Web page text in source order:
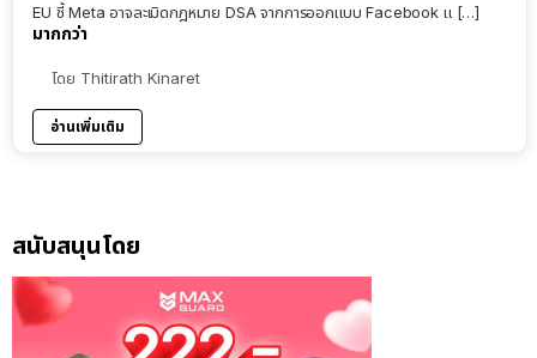
EU ชี้ Meta อาจละเมิดกฎหมาย DSA จากการออกแบบ Facebook แ […]
มากกว่า
โดย Thitirath Kinaret
อ่านเพิ่มเติม
สนับสนุนโดย